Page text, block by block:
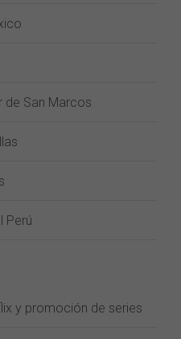
de San Marcos
Perú
y promoción de series